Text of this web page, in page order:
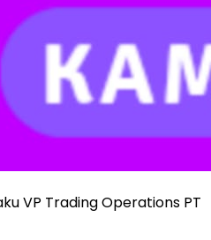
VP Trading Operations PT